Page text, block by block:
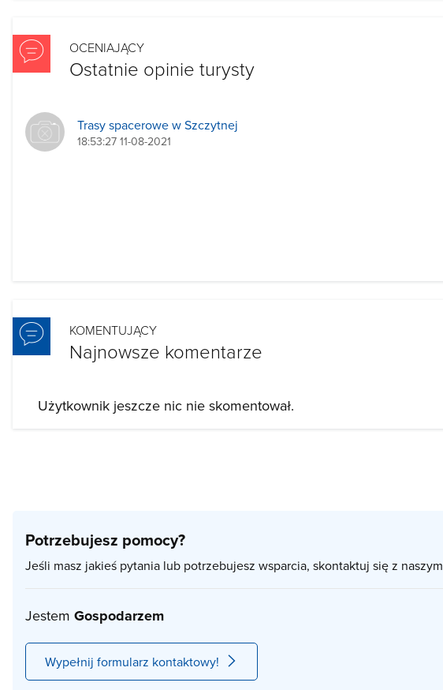
OCENIAJĄCY
Ostatnie opinie turysty
Trasy spacerowe w Szczytnej
18:53:27 11-08-2021
KOMENTUJĄCY
Najnowsze komentarze
Użytkownik jeszcze nic nie skomentował.
Potrzebujesz pomocy?
Jeśli masz jakieś pytania lub potrzebujesz wsparcia, skontaktuj się z naszym
Jestem Gospodarzem
Wypełnij formularz kontaktowy!